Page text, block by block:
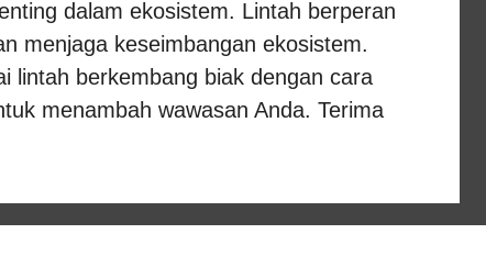
dalam ekosistem. Lintah berperan
menjaga keseimbangan ekosistem.
lintah berkembang biak dengan cara
menambah wawasan Anda. Terima